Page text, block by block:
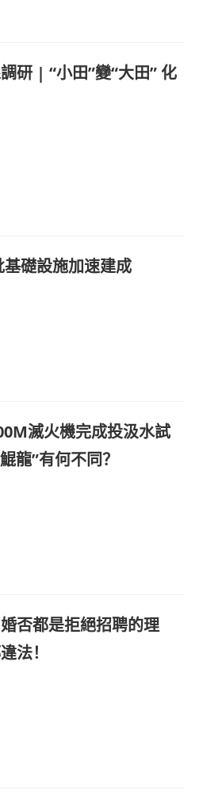
研 | “小田”變“大田” 化
礎設施加速建成
滅火機完成投汲水試
龍”有何不同？
否都是拒絕招聘的理
法！